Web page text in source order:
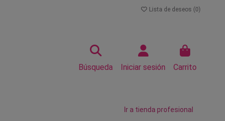
Lista de deseos (0)
Búsqueda Iniciar sesión Carrito
Ir a tienda profesional